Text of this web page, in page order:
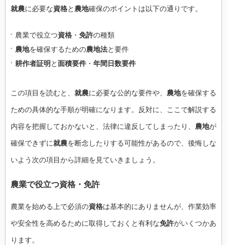
就農に必要な資格と 農地確保のポイントは以下の通りです。
農業で役立つ資格 ・ 免許の種類
農地を確保するための農地法と要件
耕作者証明 と面積要件 ・ 年間日数要件
この項目を読むと、 就農に必要な公的な要件や、 農地を確保する
ための具体的な手順が明確になります。反対に、ここで解説する
内容を把握しておかないと、法律に違反してしまったり、 農地が
確保できずに就農を断念したりする可能性があるので、後悔しな
いよう次の項目から詳細を見ていきましょう。
農業で役立つ資格・免許
農業を始める上で必須の資格は基本的にありませんが、作業効率
や安全性を高めるために取得しておくと有利な免許がいくつかあ
ります。